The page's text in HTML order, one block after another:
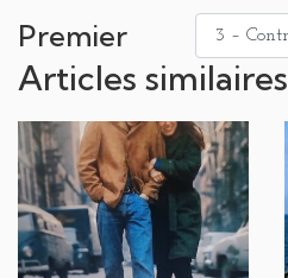
Premier
Articles similaires